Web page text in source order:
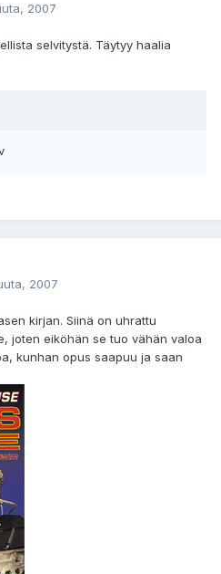
2007
selvitystä. Täytyy haalia
2007
kirjan. Siinä on uhrattu
joten eiköhän se tuo vähän valoa
kunhan opus saapuu ja saan